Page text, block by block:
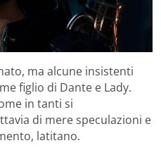
ma alcune insistenti
figlio di Dante e Lady.
in tanti si
di mere speculazioni e
latitano.